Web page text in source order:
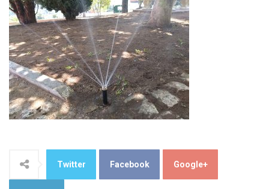
Twitter Facebook Google+